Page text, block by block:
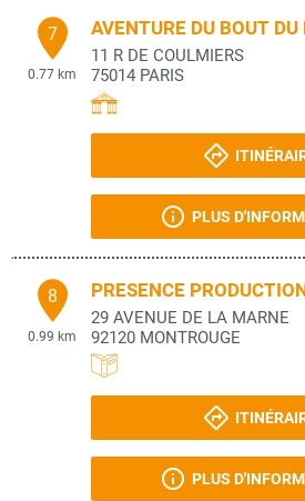
7
0.77 km
AVENTURE DU BOUT DU
11 R DE COULMIERS
75014 PARIS
PLUS
8
0.99 km
PRESENCE
29 AVENUE DE LA MARNE
92120 MONTROUGE
PLUS